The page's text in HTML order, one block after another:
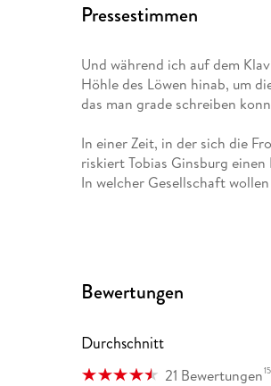
Pressestimmen
Und während ich auf dem
Höhle des Löwen hinab, um
das man grade schreiben
In einer Zeit, in der sich die
riskiert Tobias Ginsburg
In welcher Gesellschaft
Bewertungen
Durchschnitt
21 Bewertungen15